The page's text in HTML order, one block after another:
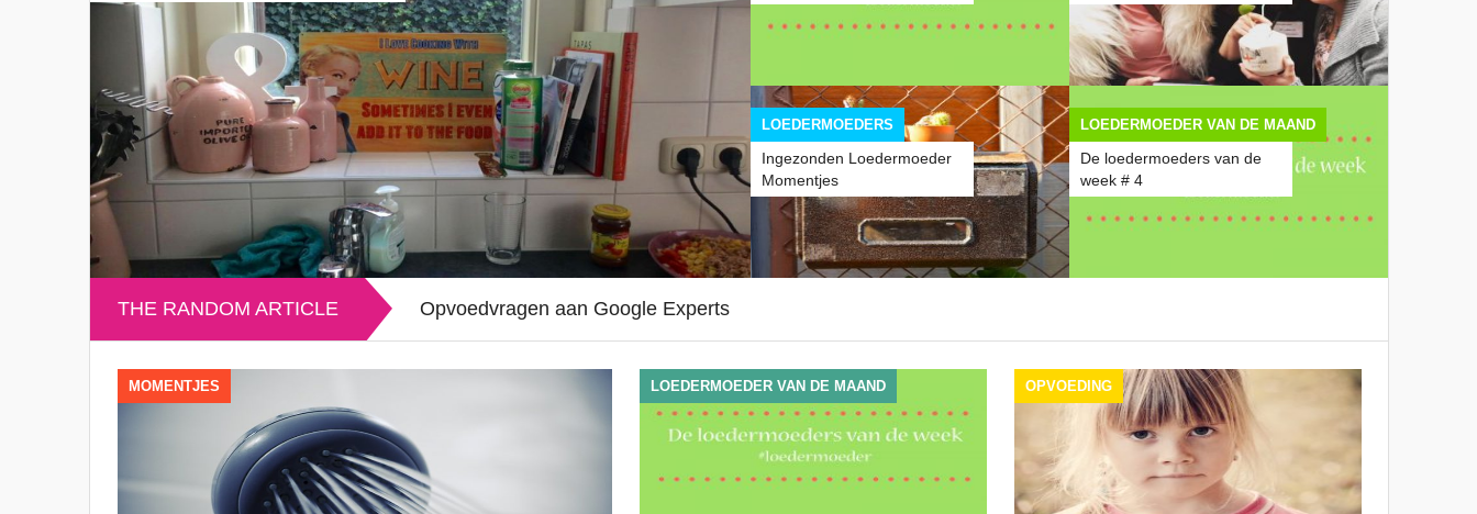
LOEDERMOEDERS
Ingezonden Loedermoeder
Momentjes
LOEDERMOEDER VAN DE MAAND
De loedermoeders van de
week # 4
THE RANDOM ARTICLE Opvoedvragen aan Google Experts
MOMENTJES LOEDERMOEDER VAN DE MAAND OPVOEDING